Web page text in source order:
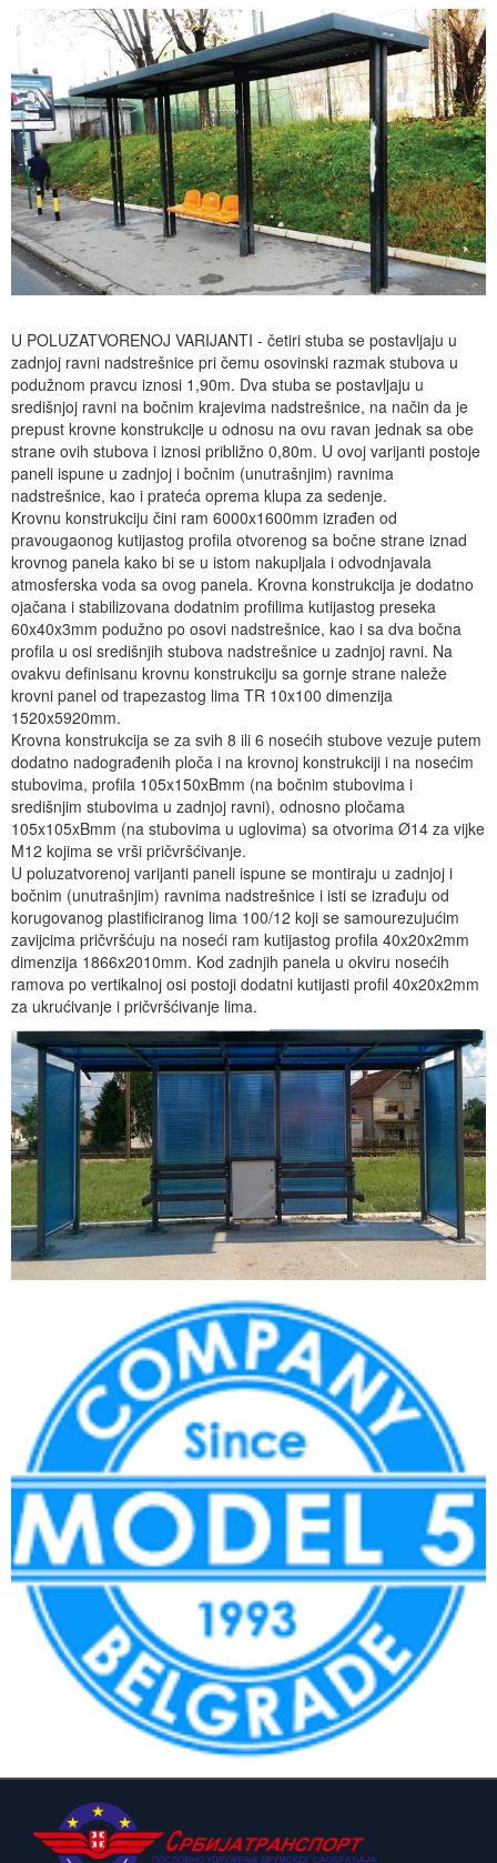
U POLUZATVORENOJ VARIJANTI - četiri stuba se postavljaju u
zadnjoj ravni nadstrešnice pri čemu osovinski razmak stubova u
podužnom pravcu iznosi 1,90m. Dva stuba se postavljaju u
središnjoj ravni na bočnim krajevima nadstrešnice, na način da je
prepust krovne konstrukcije u odnosu na ovu ravan jednak sa obe
strane ovih stubova i iznosi približno 0,80m. U ovoj varijanti postoje
paneli ispune u zadnjoj i bočnim (unutrašnjim) ravnima
nadstrešnice, kao i prateća oprema klupa za sedenje.
Krovnu konstrukciju čini ram 6000x1600mm izrađen od
pravougaonog kutijastog profila otvorenog sa bočne strane iznad
krovnog panela kako bi se u istom nakupljala i odvodnjavala
atmosferska voda sa ovog panela. Krovna konstrukcija je dodatno
ojačana i stabilizovana dodatnim profilima kutijastog preseka
60x40x3mm podužno po osovi nadstrešnice, kao i sa dva bočna
profila u osi središnjih stubova nadstrešnice u zadnjoj ravni. Na
ovakvu definisanu krovnu konstrukciju sa gornje strane naleže
krovni panel od trapezastog lima TR 10x100 dimenzija
1520x5920mm.
Krovna konstrukcija se za svih 8 ili 6 nosećih stubove vezuje putem
dodatno nadograđenih ploča i na krovnoj konstrukciji i na nosećim
stubovima, profila 105x150xBmm (na bočnim stubovima i
središnjim stubovima u zadnjoj ravni), odnosno pločama
105x105xBmm (na stubovima u uglovima) sa otvorima Ø14 za vijke
M12 kojima se vrši pričvršćivanje.
U poluzatvorenoj varijanti paneli ispune se montiraju u zadnjoj i
bočnim (unutrašnjim) ravnima nadstrešnice i isti se izrađuju od
korugovanog plastificiranog lima 100/12 koji se samourezujućim
zavijcima pričvršćuju na noseći ram kutijastog profila 40x20x2mm
dimenzija 1866x2010mm. Kod zadnjih panela u okviru nosećih
ramova po vertikalnoj osi postoji dodatni kutijasti profil 40x20x2mm
za ukrućivanje i pričvršćivanje lima.